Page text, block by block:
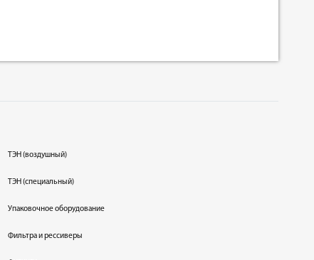
ТЭН (воздушный)
ТЭН (специальный)
Упаковочное оборудование
Фильтра и рессиверы